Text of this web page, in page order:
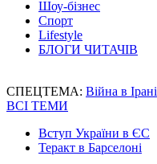
Шоу-бізнес
Спорт
Lifestyle
БЛОГИ ЧИТАЧІВ
СПЕЦТЕМА: Війна в Ірані
ВСІ ТЕМИ
Вступ України в ЄС
Теракт в Барселоні